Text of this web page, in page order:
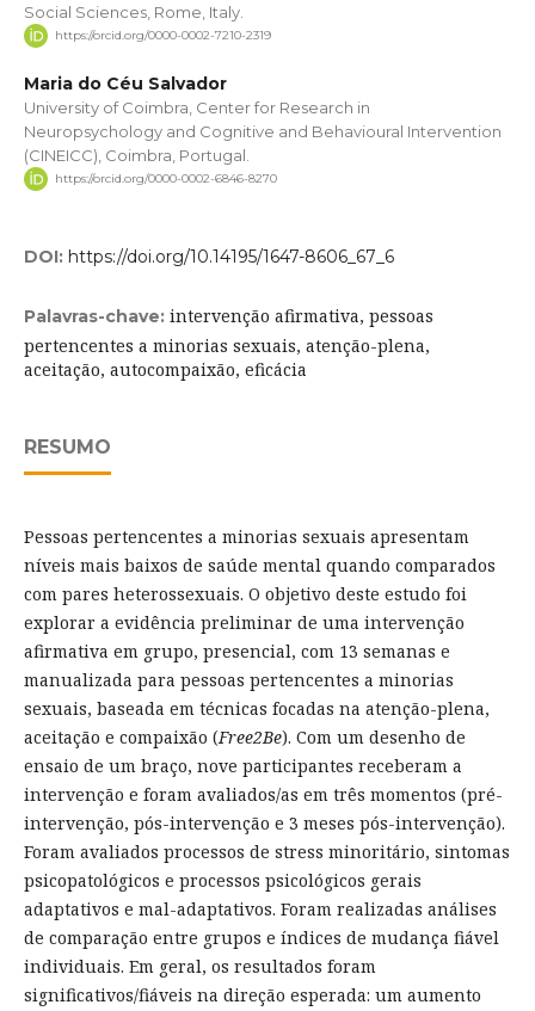
Social Sciences, Rome, Italy.
https://orcid.org/0000-0002-7210-2319
Maria do Céu Salvador
University of Coimbra, Center for Research in
Neuropsychology and Cognitive and Behavioural Intervention
(CINEICC), Coimbra, Portugal.
https://orcid.org/0000-0002-6846-8270
DOI: https://doi.org/10.14195/1647-8606_67_6
Palavras-chave: intervenção afirmativa, pessoas
pertencentes a minorias sexuais, atenção-plena,
aceitação, autocompaixão, eficácia
RESUMO
Pessoas pertencentes a minorias sexuais apresentam
níveis mais baixos de saúde mental quando comparados
com pares heterossexuais. O objetivo deste estudo foi
explorar a evidência preliminar de uma intervenção
afirmativa em grupo, presencial, com 13 semanas e
manualizada para pessoas pertencentes a minorias
sexuais, baseada em técnicas focadas na atenção-plena,
aceitação e compaixão (Free2Be). Com um desenho de
ensaio de um braço, nove participantes receberam a
intervenção e foram avaliados/as em três momentos (pré-
intervenção, pós-intervenção e 3 meses pós-intervenção).
Foram avaliados processos de stress minoritário, sintomas
psicopatológicos e processos psicológicos gerais
adaptativos e mal-adaptativos. Foram realizadas análises
de comparação entre grupos e índices de mudança fiável
individuais. Em geral, os resultados foram
significativos/fiáveis na direção esperada: um aumento